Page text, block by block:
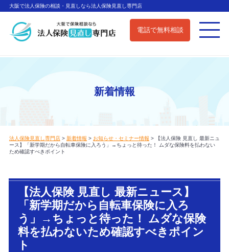
大阪で法人保険の相談・見直しなら法人保険見直し専門店
電話で無料相談
新着情報
法人保険見直し専門店> 新着情報 > お知らせ・セミナー情報 >
【法人保険 見直し 最新ニュ
ース】「新学期だから自転車保険に入ろう」→ちょっと待った！ ムダな保険料を払わない
ため確認すべきポイント
【法人保険 見直し 最新ニュース】
「新学期だから自転車保険に入ろ
う」→ちょっと待った！ ムダな保険
料を払わないため確認すべきポイン
ト